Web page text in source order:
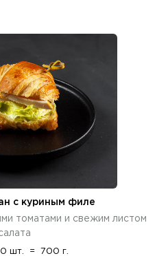
с куриным филе
томатами и свежим листом
шт. = 700 г.